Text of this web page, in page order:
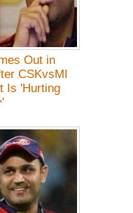
Out in
CSKvsMI
Is 'Hurting